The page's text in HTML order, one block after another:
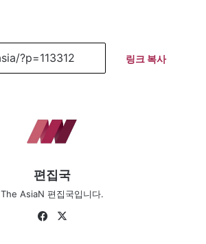
링크 복사
편집국
The AsiaN 편집국입니다.
Fa